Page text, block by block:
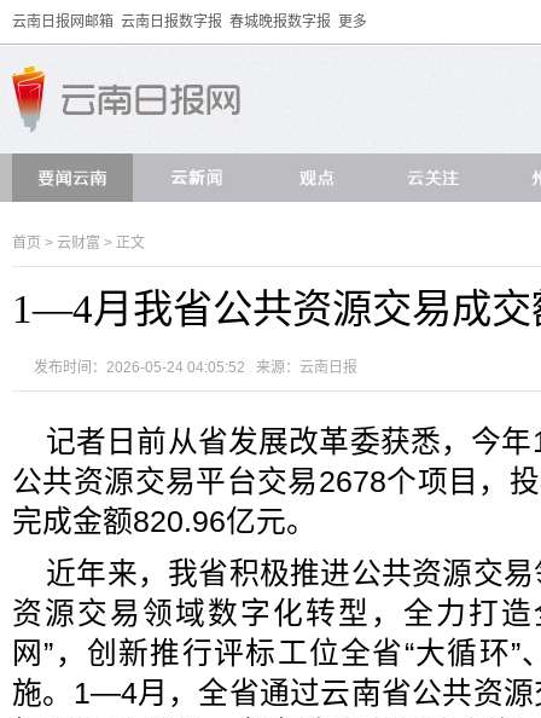
云南日报网邮箱 云南日报数字报 春城晚报数字报 更多
首页 > 云财富 > 正文
1—4月我省公共资源交易成交
发布时间：2026-05-24 04:05:52 来源： 云南日报
记者日前从省发展改革委获悉，今
公共资源交易平台交易2678个项目，
完成金额820.96亿元。
近年来，我省积极推进公共资源交
资源交易领域数字化转型，全力打
网”，创新推行评标工位全省“大循环
施。1—4月，全省通过云南省公共资